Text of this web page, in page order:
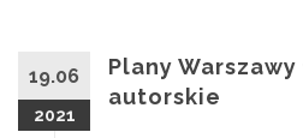
19.06
2021
Plany
autorskie